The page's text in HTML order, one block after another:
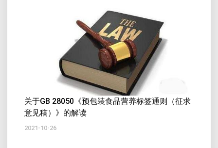
关于GB 28050《预包装食品营养标签通则（征求
意见稿）》的解读
2021-10-26